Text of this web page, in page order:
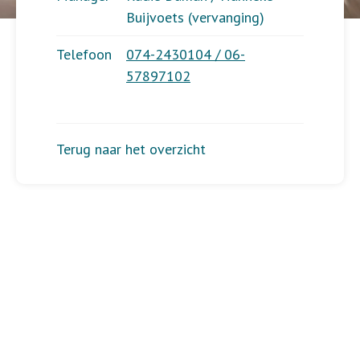
Buijvoets (vervanging)
Telefoon
074-2430104 / 06-
57897102
Terug naar het overzicht